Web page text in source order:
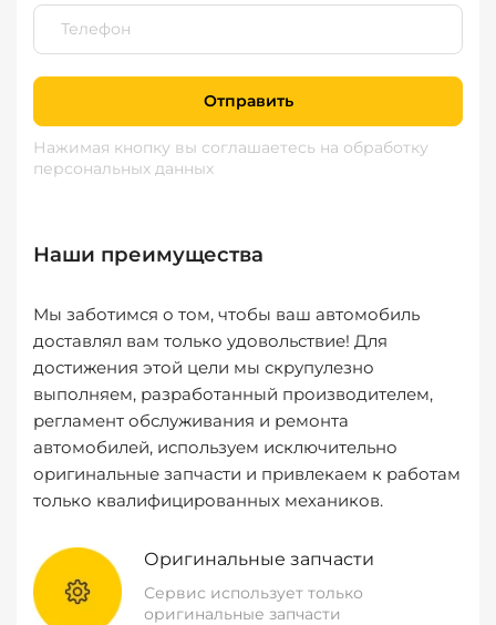
Отправить
Нажимая кнопку вы соглашаетесь на обработку
персональных данных
Наши преимущества
Мы заботимся о том, чтобы ваш автомобиль
доставлял вам только удовольствие! Для
достижения этой цели мы скрупулезно
выполняем, разработанный производителем,
регламент обслуживания и ремонта
автомобилей, используем исключительно
оригинальные запчасти и привлекаем к работам
только квалифицированных механиков.
Оригинальные запчасти
Сервис использует только
оригинальные запчасти